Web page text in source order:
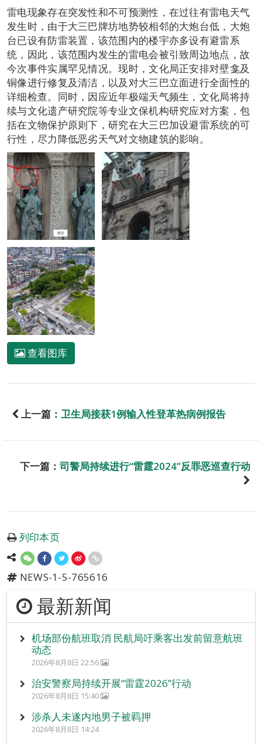
雷电现象存在突发性和不可预测性，在过往有雷电天气
发生时，由于大三巴牌坊地势较相邻的大炮台低，大炮
台已设有防雷装置，该范围内的楼宇亦多设有避雷系
统，因此，该范围内发生的雷电会被引致周边地点，故
今次事件实属罕见情况。现时，文化局正安排对壁龛及
铜像进行修复及清洁，以及对大三巴立面进行全面性的
详细检查。同时，因应近年极端天气频生，文化局将持
续与文化遗产研究院等专业文保机构研究应对方案，包
括在文物保护原则下，研究在大三巴加设避雷系统的可
行性，尽力降低恶劣天气对文物建筑的影响。
查看图库
上一篇： 卫生局接获1例输入性登革热病例报告
下一篇： 司警局持续进行“雷霆2024”反罪恶巡查行动
列印本页
NEWS-1-5-765616
最新新闻
机场部份航班取消 民航局吁乘客出发前留意航班
动态
2026年8月8日 22:56
治安警察局持续开展“雷霆2026”行动
2026年8月8日 15:40
涉杀人未遂内地男子被羁押
2026年8月8日 14:24